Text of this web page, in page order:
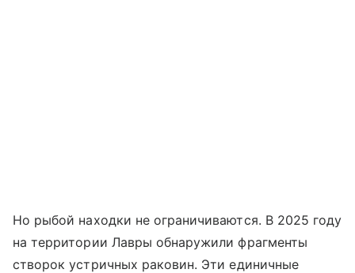
Но рыбой находки не ограничиваются. В 2025 году
на территории Лавры обнаружили фрагменты
створок устричных раковин. Эти единичные